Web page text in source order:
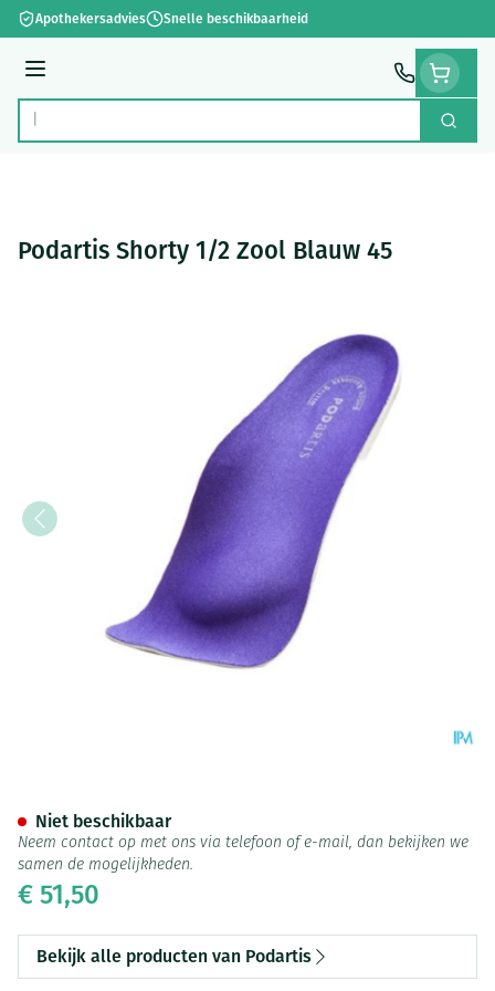
Ga naar de inhoud
Apothekersadvies Snelle beschikbaarheid
Menu
Product, merk, categorie... Zoek
Podartis Shorty 1/2 Zool Blauw 45
€ 51,50
Niet beschikbaar
Neem contact op met ons via telefoon of e-mail, dan bekijken we
samen de mogelijkheden.
Bekijk alle producten van Podartis